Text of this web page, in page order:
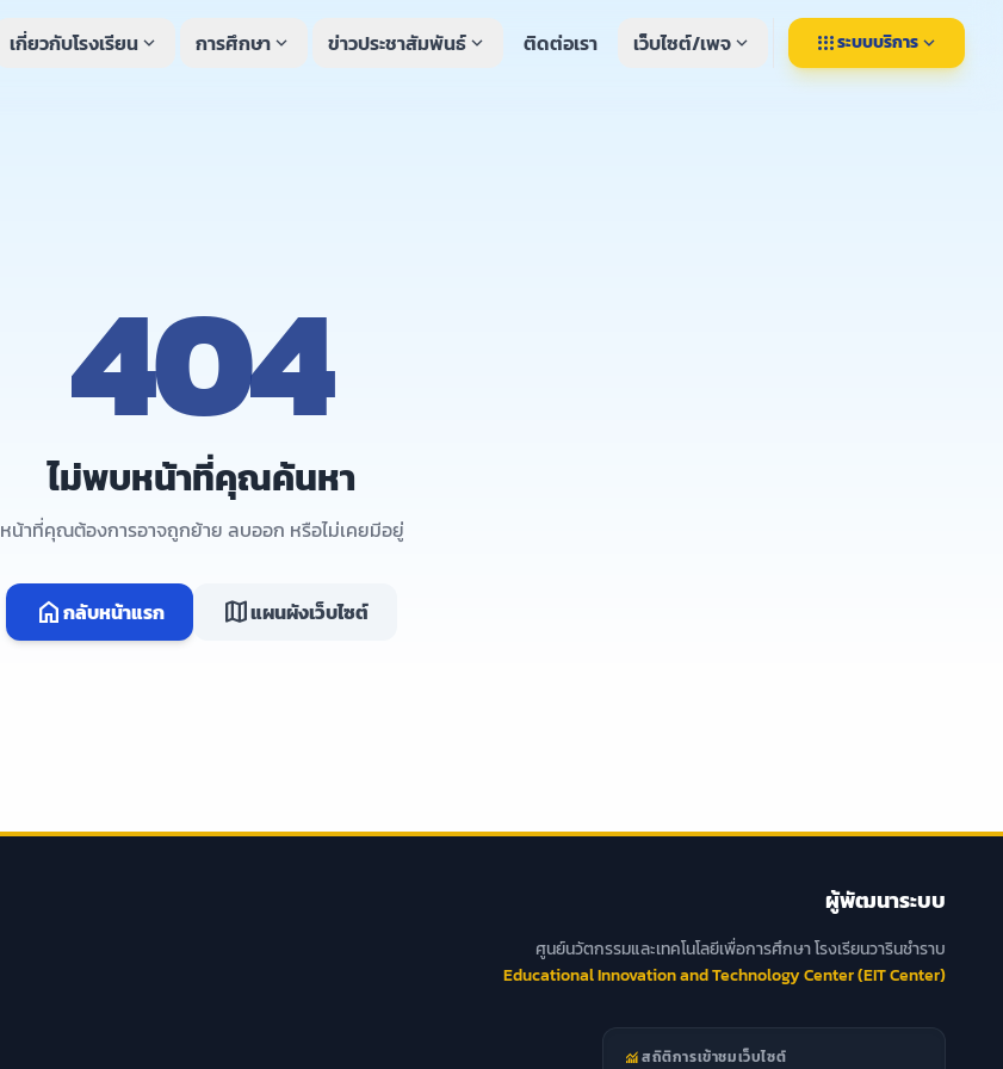
เกี่ยวกับโรงเรียนexpand_more การศึกษาexpand_more ข่าวประชาสัมพันธ์expand_more ติดต่อเรา เว็บไซต์/เพจexpand_more appsระบบบริการexpand_more
404
ไม่พบหน้าที่คุณค้นหา
หน้าที่คุณต้องการอาจถูกย้าย ลบออก หรือไม่เคยมีอยู่
homeกลับหน้าแรก mapแผนผังเว็บไซต์
ผู้พัฒนาระบบ
ศูนย์นวัตกรรมและเทคโนโลยีเพื่อการศึกษา โรงเรียนวารินชำราบ
Educational Innovation and Technology Center (EIT Center)
monitoringสถิติการเข้าชมเว็บไซต์